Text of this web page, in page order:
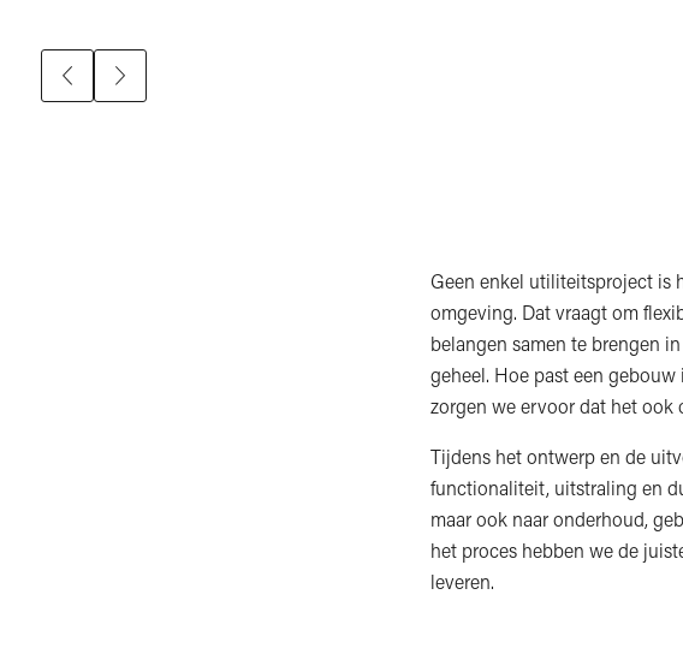
Geen enkel utiliteitsproject is
omgeving. Dat vraagt om
belangen samen te brengen
geheel. Hoe past een
zorgen we ervoor dat het
Tijdens het ontwerp en de
functionaliteit, uitstraling en
maar ook naar onderhoud,
het proces hebben we de
leveren.